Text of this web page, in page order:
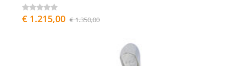
€ 1.215,00 € 1.350,00